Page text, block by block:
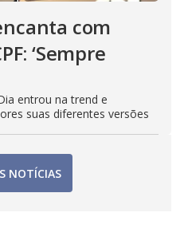
com
‘Sempre
entrou na trend e
suas diferentes versões
NOTÍCIAS